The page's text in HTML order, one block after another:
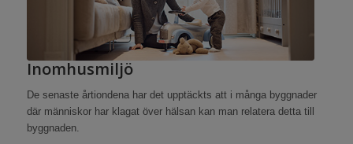
Inomhusmiljö
De senaste årtiondena har det upptäckts att i många byggnader
där människor har klagat över hälsan kan man relatera detta till
byggnaden.